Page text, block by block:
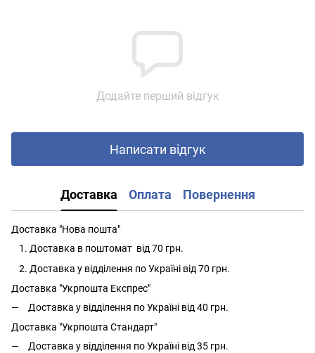
Додайте перший відгук
Написати відгук
Доставка Оплата Повернення
Доставка "Нова пошта"
Доставка в поштомат від 70 грн.
Доставка у відділення по Україні від 70 грн.
Доставка "Укрпошта Експрес"
Доставка у відділення по Україні від 40 грн.
Доставка "Укрпошта Стандарт"
Доставка у відділення по Україні від 35 грн.